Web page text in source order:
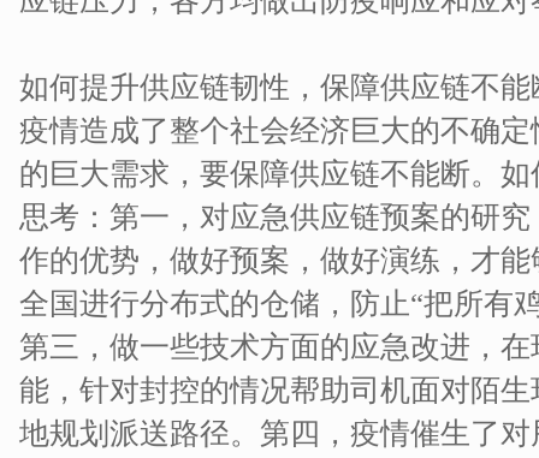
如何提升供应链韧性，保障供应链不能
疫情造成了整个社会经济巨大的不确
的巨大需求，要保障供应链不能断。
思考：第一，对应急供应链预案的研
作的优势，做好预案，做好演练，才
全国进行分布式的仓储，防止“把所有
第三，做一些技术方面的应急改进，
能，针对封控的情况帮助司机面对陌
地规划派送路径。第四，疫情催生了